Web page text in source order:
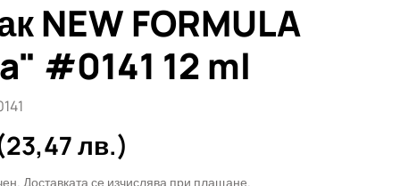
NEW FORMULA
#0141 12 ml
лв.)
Доставкатасе изчислява при плащане.